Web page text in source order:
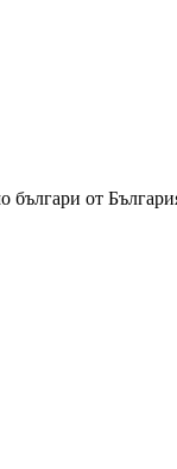
българи от